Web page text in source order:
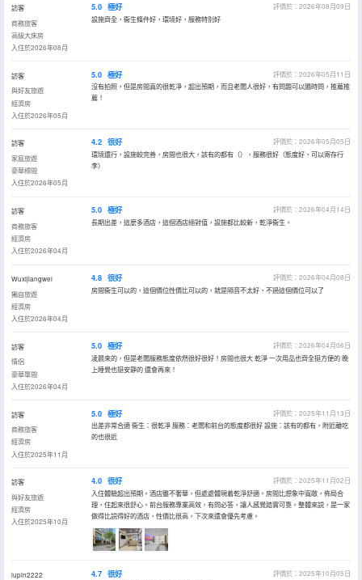
訪客
商務旅客
高級大床房
入住於2026年08月
5.0 極好
評價於：2026年08月09日
設施齊全，衞生條件好，環境好，服務特別好
訪客
與好友旅遊
經濟房
入住於2026年05月
5.0 極好
評價於：2026年05月11日
沒有拍照，但是房間真的很乾凈，超出預期，而且老闆人很好，有問題可以隨時問，推薦推
薦！
訪客
家庭旅遊
豪華標間
入住於2026年05月
4.2 很好
評價於：2026年05月05日
環境還行，設施較完善，房間也很大，該有的都有（），服務很好（態度好，可以寄存行
李）
訪客
商務旅客
經濟房
入住於2026年04月
5.0 極好
評價於：2026年04月14日
長期出差，這麼多酒店，這個酒店絕對值，設施都比較新，乾淨衞生。
Wuxijiangwei
獨自旅遊
經濟房
入住於2026年04月
4.8 很好
評價於：2026年04月08日
房間衞生可以的，這個價位性價比可以的，就是隔音不太好，不過這個價位可以了
訪客
情侶
豪華單間
入住於2026年04月
5.0 極好
評價於：2026年04月06日
凌晨來的，但是老闆服務態度依然很好很好！房間也很大 乾淨 一次用品也齊全挺方便的 晚
上睡覺也挺安靜的 還會再來！
訪客
商務旅客
經濟房
入住於2025年11月
5.0 極好
評價於：2025年11月13日
出差非常合適 衞生：很乾凈 服務：老闆和前台的態度都很好 設施：該有的都有，附近離吃
的也很近
訪客
與好友旅遊
經濟房
入住於2025年10月
4.0 很好
評價於：2025年11月02日
入住體驗超出預期。酒店雖不奢華，但處處體現着乾淨舒適。房間比想象中寬敞，佈局合
理，住起來很舒心。前台服務專業高效，有問必答，讓人感覺踏實可靠。整體來説，是一家
做得比説得好的酒店，性價比很高，下次來還會優先考慮。
lupin2222
4.7 很好
評價於：2025年10月05日